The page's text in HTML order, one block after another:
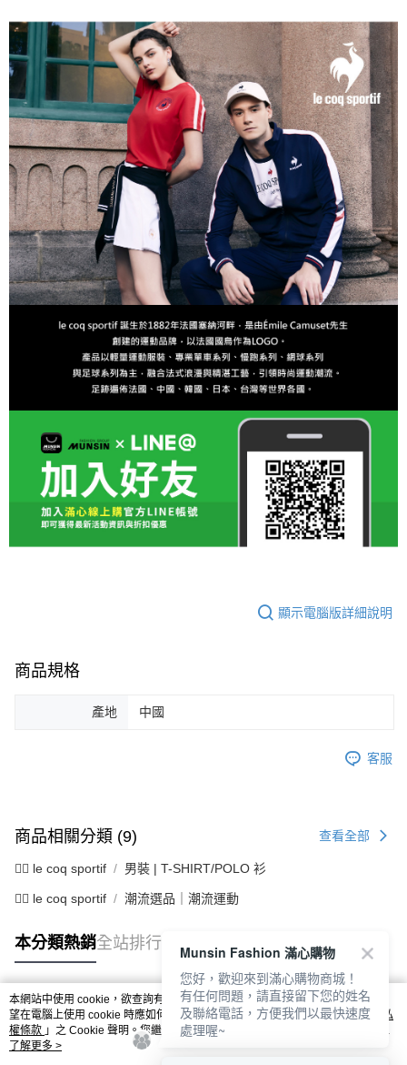
顯示電腦版詳細說明
商品規格
產地 中國
客服
商品相關分類 (9) 查看全部
🚴‍♂️ le coq sportif 男裝 | T-SHIRT/POLO 衫
🚴‍♂️ le coq sportif 潮流選品｜潮流運動
本分類熱銷全站排行
熱門標籤
本網站中使用 cookie，欲查詢有關本網站使用 cookie 方式之詳情，及若您不希
望在電腦上使用 cookie 時應如何變更電腦的 cookie 設定，請參閱本網站「
隱私
權條款 」之 Cookie 聲明。您繼續使用本網站即表示您同意本公司得按本網站使
用條款之 Cookie 聲明使用 cookie。
了解更多 >
Munsin Fashion 滿心購物
您好，歡迎來到滿心購物商城！
有任何問題，請直接留下您的姓名
及聯絡電話，方便我們以最快速度
處理喔~